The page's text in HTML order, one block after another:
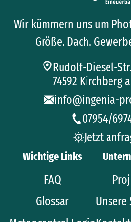
Wir kümmern uns um
Größe. Dach.
Rudolf-Diesel-
74592 Kirchberg
info@ingenia-
07954/
Jetzt
Wichtige Links
FAQ
Glossar
Unsere